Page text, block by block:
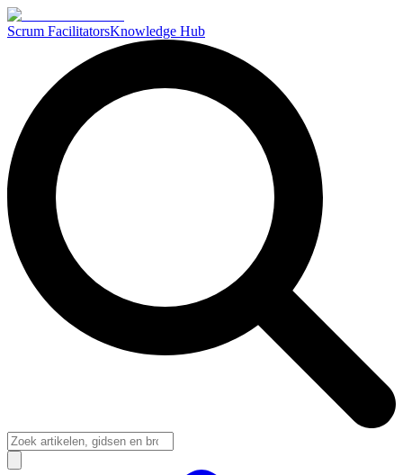
Scrum FacilitatorsKnowledge Hub